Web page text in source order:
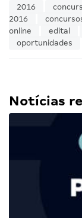
2016
2016
online
edital
oportunidades
Notícias